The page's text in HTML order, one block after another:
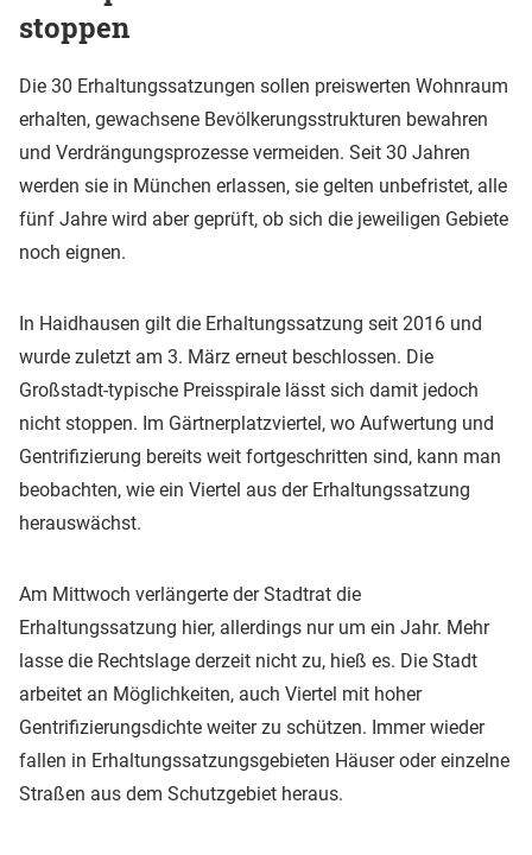
stoppen
Die 30 Erhaltungssatzungen sollen preiswerten Wohnraum
erhalten, gewachsene Bevölkerungsstrukturen bewahren
und Verdrängungsprozesse vermeiden. Seit 30 Jahren
werden sie in München erlassen, sie gelten unbefristet, alle
fünf Jahre wird aber geprüft, ob sich die jeweiligen Gebiete
noch eignen.
In Haidhausen gilt die Erhaltungssatzung seit 2016 und
wurde zuletzt am 3. März erneut beschlossen. Die
Großstadt-typische Preisspirale lässt sich damit jedoch
nicht stoppen. Im Gärtnerplatzviertel, wo Aufwertung und
Gentrifizierung bereits weit fortgeschritten sind, kann man
beobachten, wie ein Viertel aus der Erhaltungssatzung
herauswächst.
Am Mittwoch verlängerte der Stadtrat die
Erhaltungssatzung hier, allerdings nur um ein Jahr. Mehr
lasse die Rechtslage derzeit nicht zu, hieß es. Die Stadt
arbeitet an Möglichkeiten, auch Viertel mit hoher
Gentrifizierungsdichte weiter zu schützen. Immer wieder
fallen in Erhaltungssatzungsgebieten Häuser oder einzelne
Straßen aus dem Schutzgebiet heraus.